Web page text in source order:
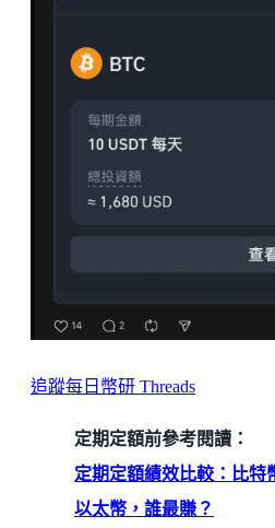
追蹤每日幣研 Threads
定期定額前參考閱讀：
定期定額績效比較：比特
以太幣，誰最賺？